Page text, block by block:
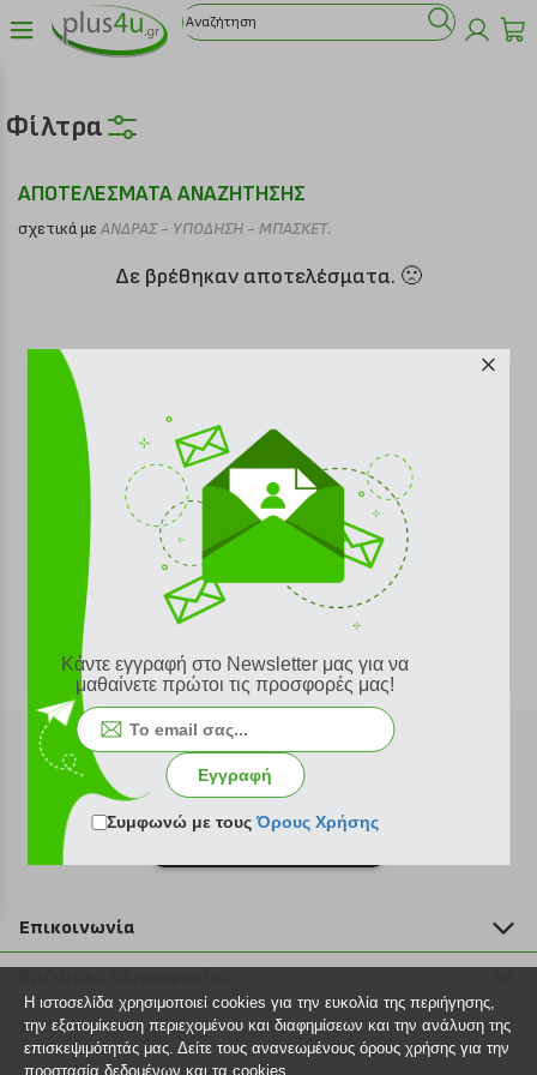
Φίλτρα
ΑΠΟΤΕΛΕΣΜΑΤΑ ΑΝΑΖΗΤΗΣΗΣ
σχετικά με ΑΝΔΡΑΣ - ΥΠΟΔΗΣΗ - ΜΠΑΣΚΕΤ.
Δε βρέθηκαν αποτελέσματα. 🙁
Εγγραφή στο newsletter
Επικοινωνία
211 2000 700
info@plus4u.gr
Η εταιρία
Σημεία παραλαβής
Βοήθεια
Εξέλιξη παραγγελίας
Κάντε εγγραφή στο Newsletter μας για να
μαθαίνετε πρώτοι τις προσφορές μας!
Εγγραφή
Συμφωνώ με τουςΌρους Χρήσης
Η ιστοσελίδα χρησιμοποιεί cookies για την ευκολία της περιήγησης,
την εξατομίκευση περιεχομένου και διαφημίσεων και την ανάλυση της
επισκεψιμότητάς μας. Δείτε τους ανανεωμένους όρους χρήσης για την
προστασία δεδομένων και τα cookies.